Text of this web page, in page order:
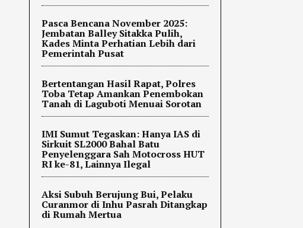
Pasca Bencana November 2025:
Jembatan Balley Sitakka Pulih,
Kades Minta Perhatian Lebih dari
Pemerintah Pusat
Bertentangan Hasil Rapat, Polres
Toba Tetap Amankan Penembokan
Tanah di Laguboti Menuai Sorotan
IMI Sumut Tegaskan: Hanya IAS di
Sirkuit SL2000 Bahal Batu
Penyelenggara Sah Motocross HUT
RI ke-81, Lainnya Ilegal
Aksi Subuh Berujung Bui, Pelaku
Curanmor di Inhu Pasrah Ditangkap
di Rumah Mertua